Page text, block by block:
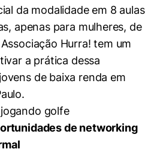
da modalidade em 8 aulas
apenas para mulheres, de
Hurra! tem um
a prática dessa
de baixa renda em
de networking